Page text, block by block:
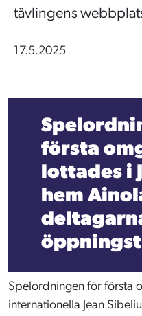
tävlingens
17.5.2025
första
lottades i
hem
Spelordningen för första
internationella Jean